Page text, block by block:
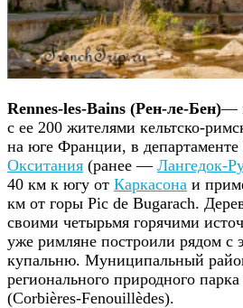
Rennes-les-Bains (Рен-ле-Бен)—
с ее 200 жителями кельтско-
на юге Франции, в
Окситания (ранее — Лангедок-
40 км к югу от Каркасона и
км от горы Pic de Bugarach.
своими четырьмя горячими
уже римляне построили рядом с
купальню. Муниципальный
регионального природного
(Corbières-Fenouillèdes).